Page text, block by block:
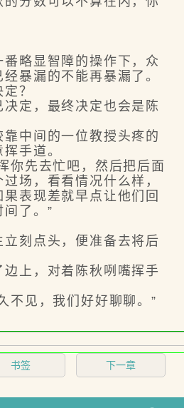
略显智障的操作下，众
暴漏的不能再暴漏了。
？
定，最终决定也会是陈
中间的一位教授头疼的
手道。
先去忙吧，然后把后面
场，看看情况什么样，
表现差就早点让他们回
了。”
刻点头，便准备去将后
上，对着陈秋咧嘴挥手
见，我们好好聊聊。”
书签 下一章